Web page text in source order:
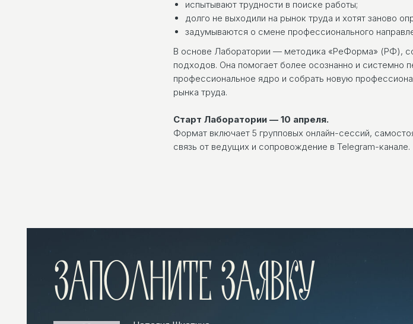
испытывают трудности в поиске работы;
долго не выходили на рынок труда и хотят заново
задумываются о смене профессионального
В основе Лаборатории — методика «РеФорма» (РФ),
подходов. Она помогает более осознанно и системно
профессиональное ядро и собрать новую
рынка труда.
Старт Лаборатории — 10 апреля.
Формат включает 5 групповых онлайн-сессий,
связь от ведущих и сопровождение в Telegram-канале.
Наш специалист проконсультирует вас и задаст
вопросы, чтобы подобрать подходящее решение для
бизнеса